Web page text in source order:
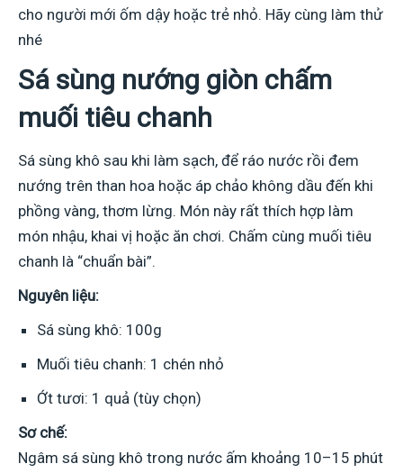
cho người mới ốm dậy hoặc trẻ nhỏ. Hãy cùng làm thử
nhé
Sá sùng nướng giòn chấm
muối tiêu chanh
Sá sùng khô sau khi làm sạch, để ráo nước rồi đem
nướng trên than hoa hoặc áp chảo không dầu đến khi
phồng vàng, thơm lừng. Món này rất thích hợp làm
món nhậu, khai vị hoặc ăn chơi. Chấm cùng muối tiêu
chanh là “chuẩn bài”.
Nguyên liệu:
Sá sùng khô: 100g
Muối tiêu chanh: 1 chén nhỏ
Ớt tươi: 1 quả (tùy chọn)
Sơ chế:
Ngâm sá sùng khô trong nước ấm khoảng 10–15 phút